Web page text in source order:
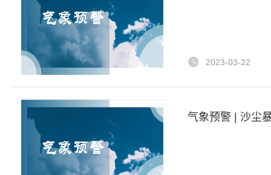
2023-03-22
气象预警 | 沙尘